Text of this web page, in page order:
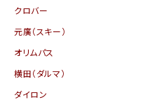
クロバー
元廣（スキー）
オリムパス
横田（ダルマ）
ダイロン